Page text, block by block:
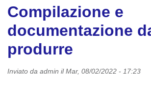
Compilazione e
documentazione
produrre
Inviato da admin ilMar, 08/02/2022 - 17:23